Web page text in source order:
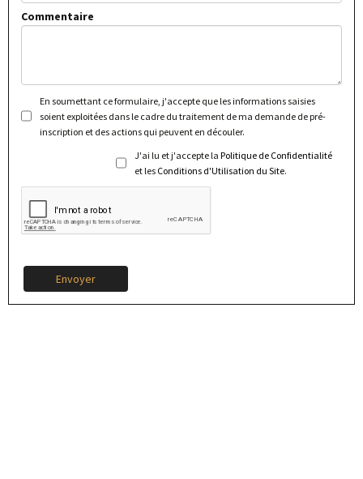
Commentaire
En soumettant ce formulaire, j'accepte que les informations saisies
soient exploitées dans le cadre du traitement de ma demande de pré-
inscription et des actions qui peuvent en découler.
J'ai lu et j'accepte la Politique de Confidentialité
et les Conditions d'Utilisation du Site.
Envoyer